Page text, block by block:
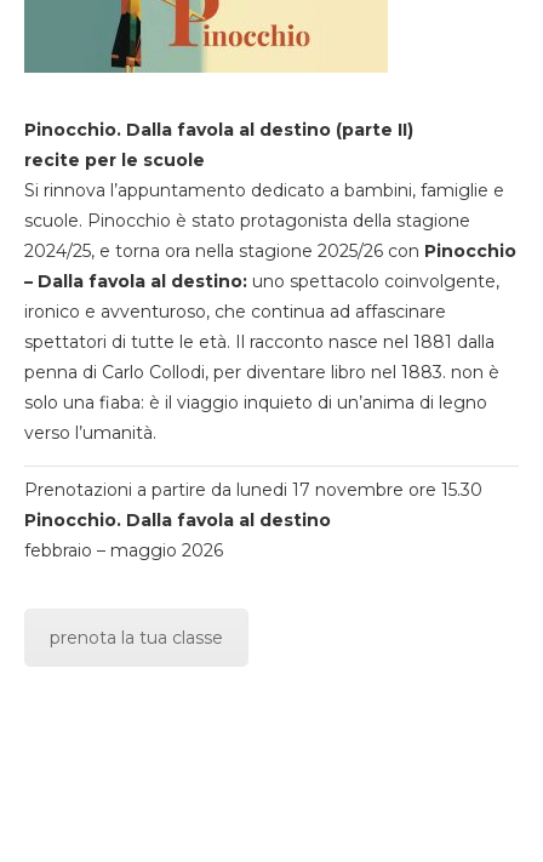
Pinocchio. Dalla favola al destino (parte II)
recite per le scuole
Si rinnova l’appuntamento dedicato a bambini, famiglie e
scuole. Pinocchio è stato protagonista della stagione
2024/25, e torna ora nella stagione 2025/26 con Pinocchio
– Dalla favola al destino: uno spettacolo coinvolgente,
ironico e avventuroso, che continua ad affascinare
spettatori di tutte le età. Il racconto nasce nel 1881 dalla
penna di Carlo Collodi, per diventare libro nel 1883. non è
solo una fiaba: è il viaggio inquieto di un’anima di legno
verso l’umanità.
Prenotazioni a partire da lunedi 17 novembre ore 15.30
Pinocchio. Dalla favola al destino
febbraio – maggio 2026
prenota la tua classe